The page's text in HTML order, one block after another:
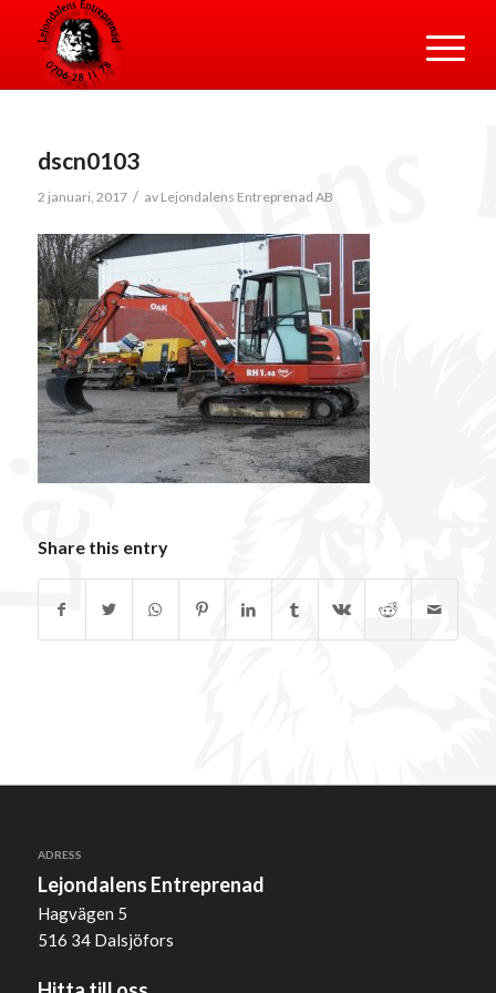
dscn0103
2 januari, 2017 / av Lejondalens Entreprenad AB
Share this entry
ADRESS
Lejondalens Entreprenad
Hagvägen 5
516 34 Dalsjöfors